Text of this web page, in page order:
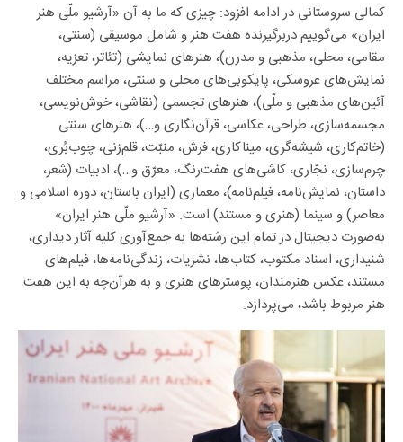
کمالی سروستانی در ادامه افزود: چیزی که ما به آن «آرشیو ملّی هنر
ایران» می‌گوییم دربرگیرنده هفت هنر و شامل موسیقی (سنتی،
مقامی، محلی، مذهبی و مدرن)، هنرهای نمایشی (تئاتر، تعزیه،
نمایش‌های عروسکی، پایکوبی‌های محلی و سنتی، مراسم مختلف
آئین‌های مذهبی و ملّی)، هنرهای تجسمی (نقاشی، خوش‌نویسی،
مجسمه‌سازی، طراحی، عکاسی، قرآن‌نگاری و…)، هنرهای سنتی
(خاتم‌کاری، شیشه‌گری، میناکاری، فرش، منبّت، قلم‌زنی، چوب‌بُری،
چرم‌سازی، نجّاری، کاشی‌های هفت‌رنگ، معرّق و…)، ادبیات (شعر،
داستان، نمایش‌نامه، فیلم‌نامه)، معماری (ایران باستان، دوره اسلامی و
معاصر) و سینما (هنری و مستند) است. «آرشیو ملّی هنر ایران»
به‌صورت دیجیتال در تمام این رشته‌ها به جمع‌آوری کلیه آثار دیداری،
شنیداری، اسناد مکتوب، کتاب‌ها، نشریات، زندگی‌نامه‌ها، فیلم‌های
مستند، عکس هنرمندان، پوسترهای هنری و به هرآن‌چه به این هفت
هنر مربوط باشد، می‌پردازد.